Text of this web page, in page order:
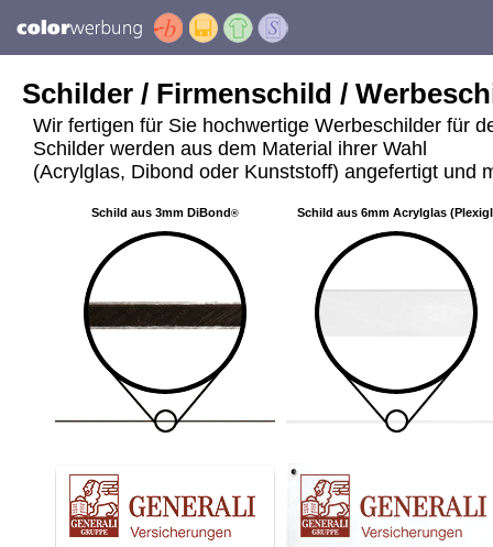
Schilder / Firmenschild /
Wir fertigen für Sie hochwertige Werbeschilder für
Schilder werden aus dem Material ihrer Wahl
(Acrylglas, Dibond oder Kunststoff) angefertigt und
Schild aus 3mm DiBond® Schild aus 6mm Acrylglas